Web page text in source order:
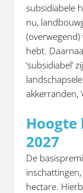
subsidiabele
nu,
hebt.
‘subsidiabel’
akkerranden,
Hoogte
2027
De
hectare.